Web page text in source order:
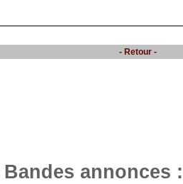
- Retour -
Bandes annonces